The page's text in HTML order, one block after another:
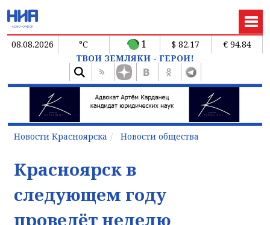
08.08.2026 °C 1 $ 82.17
€ 94.84
ТВОИ ЗЕМЛЯКИ - ГЕРОИ!
Новости Красноярска Новости общества
Красноярск в
следующем году
проведёт неделю